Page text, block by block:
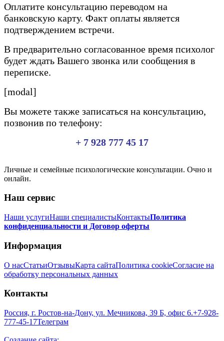
Оплатите консультацию переводом на
банковскую карту. Факт оплаты является
подтверждением встречи.
В предварительно согласованное время психолог
будет ждать Вашего звонка или сообщения в
переписке.
[modal]
Вы можете также записаться на консультацию,
позвонив по телефону:
+ 7 928 777 45 17
Личные и семейные психологические консультации. Очно и
онлайн.
Наш сервис
Наши услугиНаши специалистыКонтактыПолитика
конфиденциальности и Договор оферты
Информация
О насСтатьиОтзывыКарта сайтаПолитика cookieСогласие на
обработку персональных данных
Контакты
Россия, г. Ростов-на-Дону, ул. Мечникова, 39 Б, офис 6.+7-928-
777-45-17Телеграм